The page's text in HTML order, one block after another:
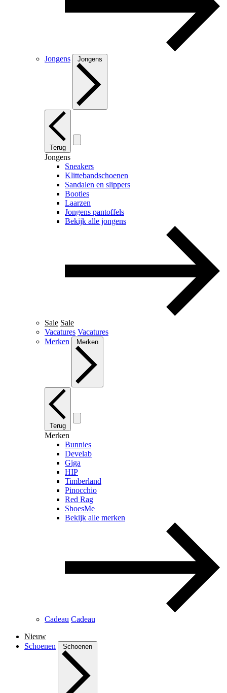
Jongens Jongens
Terug
Jongens
Sneakers
Klittebandschoenen
Sandalen en slippers
Booties
Laarzen
Jongens pantoffels
Bekijk alle jongens
Sale Sale
Vacatures Vacatures
Merken
Merken
Terug
Merken
Bunnies
Develab
Giga
HIP
Timberland
Pinocchio
Red Rag
ShoesMe
Bekijk alle merken
Cadeau Cadeau
Nieuw
Schoenen
Schoenen